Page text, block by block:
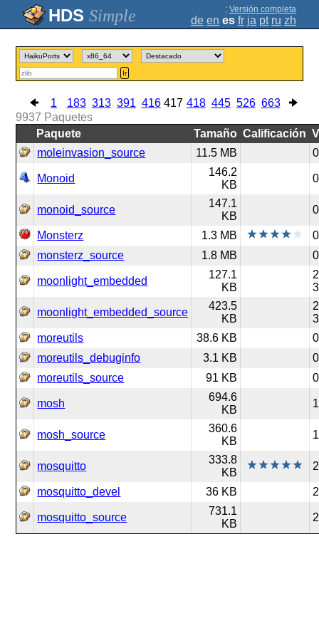
Simple ; Versión completa
de en es fr ja pt ru zh
Ir
1 183 313 391 416 417 418 445 526 663
9937 Paquetes
Paquete
Tamaño Calificación
moleinvasion_source
11.5 MB
Monoid
146.2
KB
monoid_source
147.1
KB
Monsterz 1.3 MB
monsterz_source
1.8 MB
moonlight_embedded
127.1
KB
3
moonlight_embedded_source
423.5
KB
3
moreutils
38.6 KB
moreutils_debuginfo
3.1 KB
moreutils_source
91 KB
mosh
694.6
KB
mosh_source
360.6
KB
mosquitto
333.8
KB
mosquitto_devel 36 KB
mosquitto_source
731.1
KB